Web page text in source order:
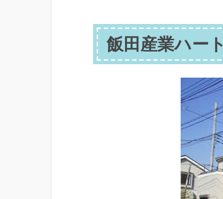
飯田産業ハー